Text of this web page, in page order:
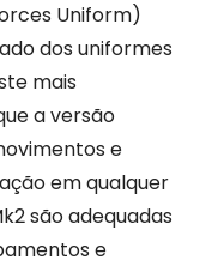
Uniform)
dos uniformes
mais
a versão
e
em qualquer
são adequadas
e